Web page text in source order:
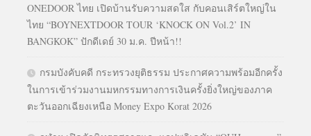
ONEDOOR ไทย เปิดบ้านรับความสดใส กับคอนเสิร์ตใหญ่ใน
ไทย “BOYNEXTDOOR TOUR ‘KNOCK ON Vol.2’ IN
BANGKOK” ปักดีเดย์ 30 ม.ค. ปีหน้า!!
กรมบังคับคดี กระทรวงยุติธรรม ประกาศความพร้อมอีกครั้ง
ในการเข้าร่วมงานมหกรรมทางการเงินครั้งยิ่งใหญ่ของภาค
ตะวันออกเฉียงเหนือ Money Expo Korat 2026